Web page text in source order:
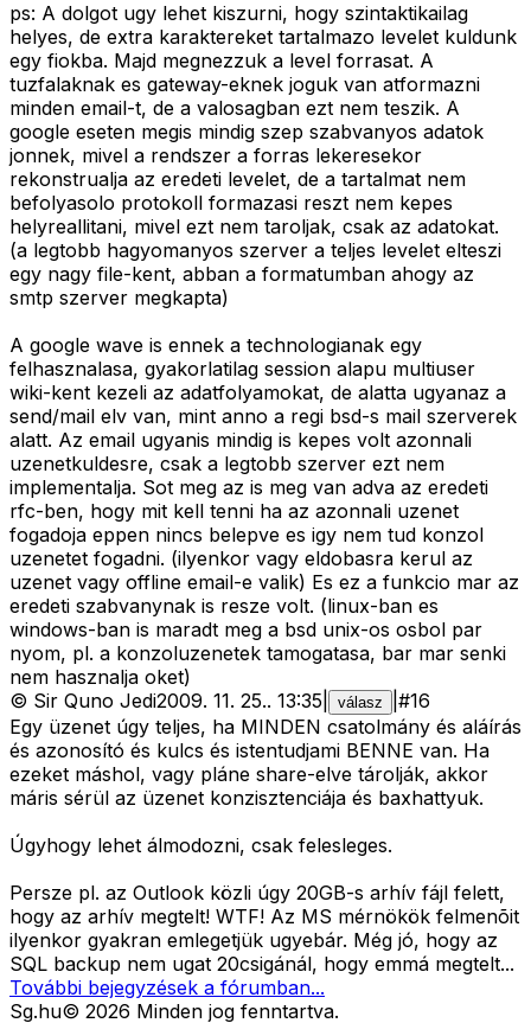
ps: A dolgot ugy lehet kiszurni, hogy szintaktikailag
helyes, de extra karaktereket tartalmazo levelet kuldunk
egy fiokba. Majd megnezzuk a level forrasat. A
tuzfalaknak es gateway-eknek joguk van atformazni
minden email-t, de a valosagban ezt nem teszik. A
google eseten megis mindig szep szabvanyos adatok
jonnek, mivel a rendszer a forras lekeresekor
rekonstrualja az eredeti levelet, de a tartalmat nem
befolyasolo protokoll formazasi reszt nem kepes
helyreallitani, mivel ezt nem taroljak, csak az adatokat.
(a legtobb hagyomanyos szerver a teljes levelet elteszi
egy nagy file-kent, abban a formatumban ahogy az
smtp szerver megkapta)
A google wave is ennek a technologianak egy
felhasznalasa, gyakorlatilag session alapu multiuser
wiki-kent kezeli az adatfolyamokat, de alatta ugyanaz a
send/mail elv van, mint anno a regi bsd-s mail szerverek
alatt. Az email ugyanis mindig is kepes volt azonnali
uzenetkuldesre, csak a legtobb szerver ezt nem
implementalja. Sot meg az is meg van adva az eredeti
rfc-ben, hogy mit kell tenni ha az azonnali uzenet
fogadoja eppen nincs belepve es igy nem tud konzol
uzenetet fogadni. (ilyenkor vagy eldobasra kerul az
uzenet vagy offline email-e valik) Es ez a funkcio mar az
eredeti szabvanynak is resze volt. (linux-ban es
windows-ban is maradt meg a bsd unix-os osbol par
nyom, pl. a konzoluzenetek tamogatasa, bar mar senki
nem hasznalja oket)
© Sir Quno Jedi2009. 11. 25.. 13:35 válasz #16
Egy üzenet úgy teljes, ha MINDEN csatolmány és aláírás
és azonosító és kulcs és istentudjami BENNE van. Ha
ezeket máshol, vagy pláne share-elve tárolják, akkor
máris sérül az üzenet konzisztenciája és baxhattyuk.
Úgyhogy lehet álmodozni, csak felesleges.
Persze pl. az Outlook közli úgy 20GB-s arhív fájl felett,
hogy az arhív megtelt! WTF! Az MS mérnökök felmenõit
ilyenkor gyakran emlegetjük ugyebár. Még jó, hogy az
SQL backup nem ugat 20csigánál, hogy emmá megtelt...
További bejegyzések a fórumban...
Sg.hu© 2026 Minden jog fenntartva.